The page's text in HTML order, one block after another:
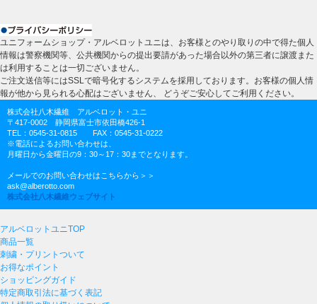
ユニフォームショップ・アルベロットユニは、お客様とのやり取りの中で得た個人
情報は警察機関等、公共機関からの提出要請があった場合以外の第三者に譲渡また
は利用することは一切ございません。
ご注文送信等にはSSLで暗号化するシステムを採用しております。お客様の個人情
報が他から見られる心配はございません、 どうぞご安心してご利用ください。
株式会社八木繊維 アルベロット・ユニ
〒417-0002 静岡県富士市依田橋426-1
TEL：0545-31-0815 FAX：0545-31-0222
※電話によるお問い合わせは、
月曜日から金曜日の9：30～17：30までとなります。
メールでのお問い合わせはこちらから＞＞
ask@alberotto.com
株式会社八木繊維ウェブサイト
アルベロットユニTOP
商品一覧
刺繍・プリントついて
お得なポイント
ショッピングガイド
特定商取引法に基づく表記